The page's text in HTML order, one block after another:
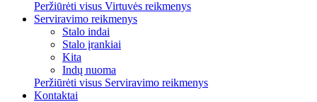
Peržiūrėti visus Virtuvės reikmenys
Serviravimo reikmenys
Stalo indai
Stalo įrankiai
Kita
Indų nuoma
Peržiūrėti visus Serviravimo reikmenys
Kontaktai